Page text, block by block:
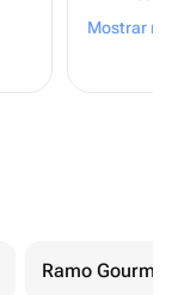
Лучшие
Mostrar
Ramo Gourmet